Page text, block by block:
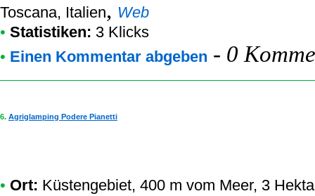
Toscana, Italien, Web
• Statistiken: 3 Klicks
• Einen Kommentar abgeben - 0
6. Agriglamping Podere Pianetti
• Ort: Küstengebiet, 400 m vom Meer, 3